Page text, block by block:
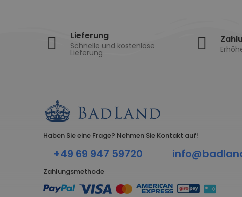
Lieferung
Schnelle und kostenlose
Lieferung
Haben Sie eine Frage? Nehmen Sie Kontakt auf!
+49 69 947 59720
Zahlungsmethode